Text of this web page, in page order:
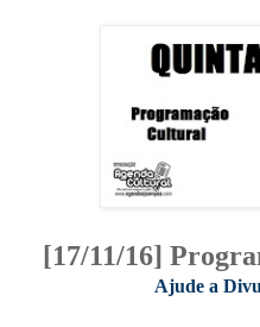
[17/11/16]
Ajude a